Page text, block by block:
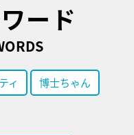
ード
ィ 博士ちゃん